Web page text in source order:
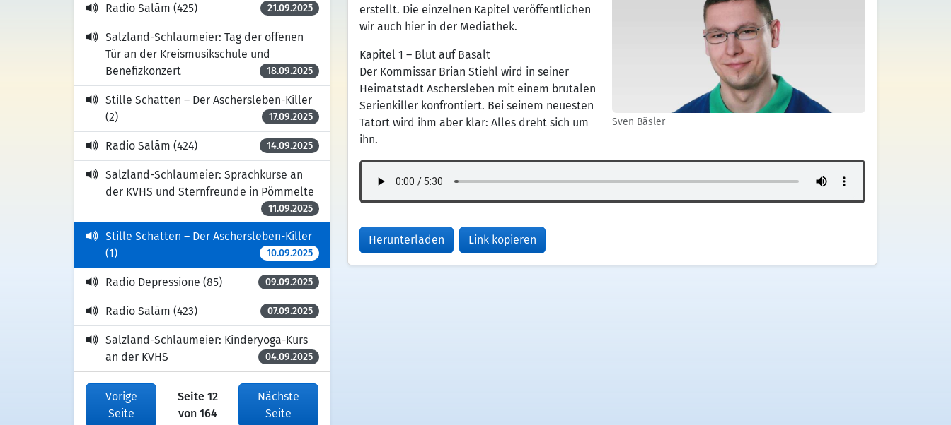
Sven Bäsler
erstellt. Die einzelnen Kapitel veröffentlichen
wir auch hier in der Mediathek.
Kapitel 1 – Blut auf Basalt
Der Kommissar Brian Stiehl wird in seiner
Heimatstadt Aschersleben mit einem brutalen
Serienkiller konfrontiert. Bei seinem neuesten
Tatort wird ihm aber klar: Alles dreht sich um
ihn.
Herunterladen Link kopieren
Radio Salām (425) 21.09.2025
Salzland-Schlaumeier: Tag der offenen
Tür an der Kreismusikschule und
Benefizkonzert
18.09.2025
Stille Schatten – Der Aschersleben-Killer
(2)
17.09.2025
Radio Salām (424) 14.09.2025
Salzland-Schlaumeier: Sprachkurse an
der KVHS und Sternfreunde in Pömmelte
11.09.2025
Stille Schatten – Der Aschersleben-Killer
(1)
10.09.2025
Radio Depressione (85) 09.09.2025
Radio Salām (423) 07.09.2025
Salzland-Schlaumeier: Kinderyoga-Kurs
an der KVHS
04.09.2025
Vorige
Seite
Seite 12
von 164
Nächste
Seite